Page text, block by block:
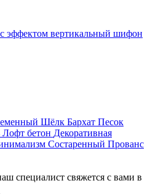
эффектом вертикальный шифон
Шёлк Бархат Песок
Лофт бетон Декоративная
Состаренный Прованс
специалист свяжется с вами в